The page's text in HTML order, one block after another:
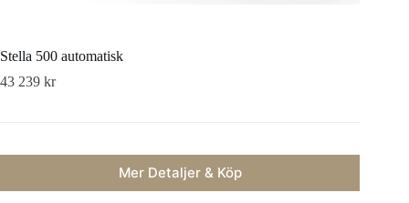
Stella 500 automatisk
43 239 kr
Mer Detaljer & Köp